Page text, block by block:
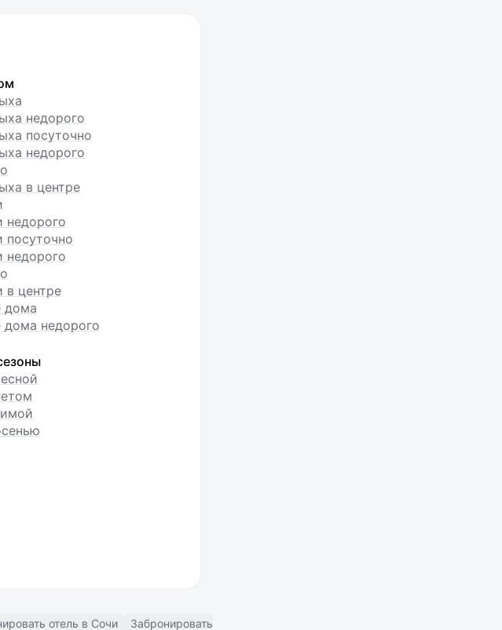
недорого
посуточно
недорого
в центре
недорого
посуточно
недорого
в центре
дома
дома недорого
отель в Сочи Забронировать отель в Москве